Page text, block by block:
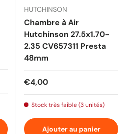
HUTCHINSON
Chambre à Air
Hutchinson 27.5x1.70-
2.35 CV657311 Presta
48mm
Prix habituel
€4,00
Stock très faible (3 unités)
Ajouter au panier